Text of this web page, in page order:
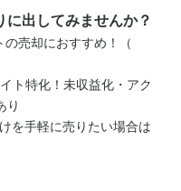
に出してみませんか？
の売却におすすめ！（
ト特化！未収益化・アク
り
を手軽に売りたい場合は